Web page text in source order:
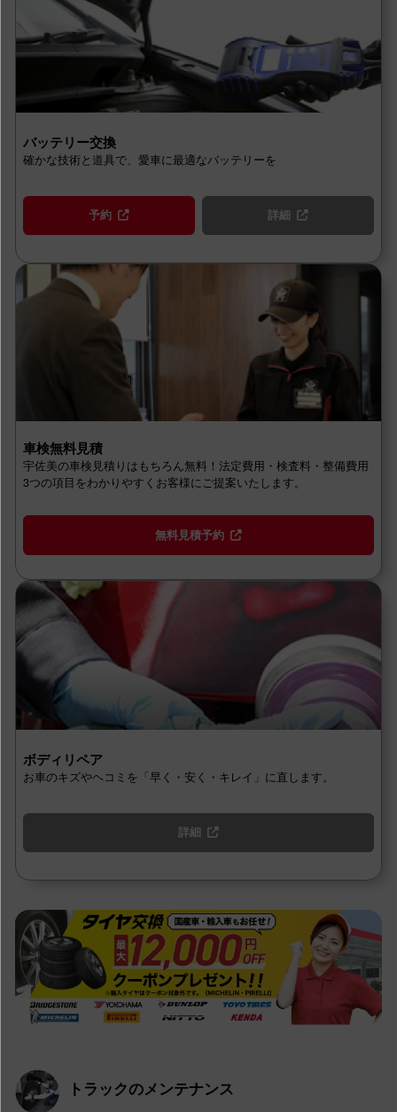
バッテリー交換
確かな技術と道具で、愛車に最適なバッテリーを
予約 詳細
車検無料見積
宇佐美の車検見積りはもちろん無料！法定費用・検査料・整備費用
3つの項目をわかりやすくお客様にご提案いたします。
無料見積予約
ボディリペア
お車のキズやヘコミを「早く・安く・キレイ」に直します。
詳細
トラックのメンテナンス